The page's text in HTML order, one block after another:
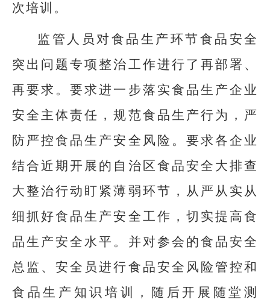
次培训。
监管人员对食品生产环节食品安全
突出问题专项整治工作进行了再部署、
再要求。要求进一步落实食品生产企业
安全主体责任，规范食品生产行为，严
防严控食品生产安全风险。要求各企业
结合近期开展的自治区食品安全大排查
大整治行动盯紧薄弱环节，从严从实从
细抓好食品生产安全工作，切实提高食
品生产安全水平。并对参会的食品安全
总监、安全员进行食品安全风险管控和
食品生产知识培训，随后开展随堂测